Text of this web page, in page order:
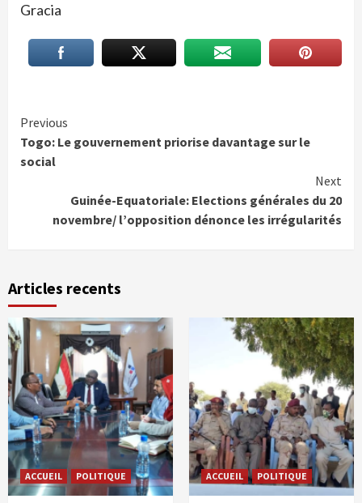
Gracia
Continue
Reading
Previous
Togo: Le gouvernement priorise davantage sur le
social
Next
Guinée-Equatoriale: Elections générales du 20
novembre/ l’opposition dénonce les irrégularités
Articles recents
ACCUEIL POLITIQUE ACCUEIL POLITIQUE